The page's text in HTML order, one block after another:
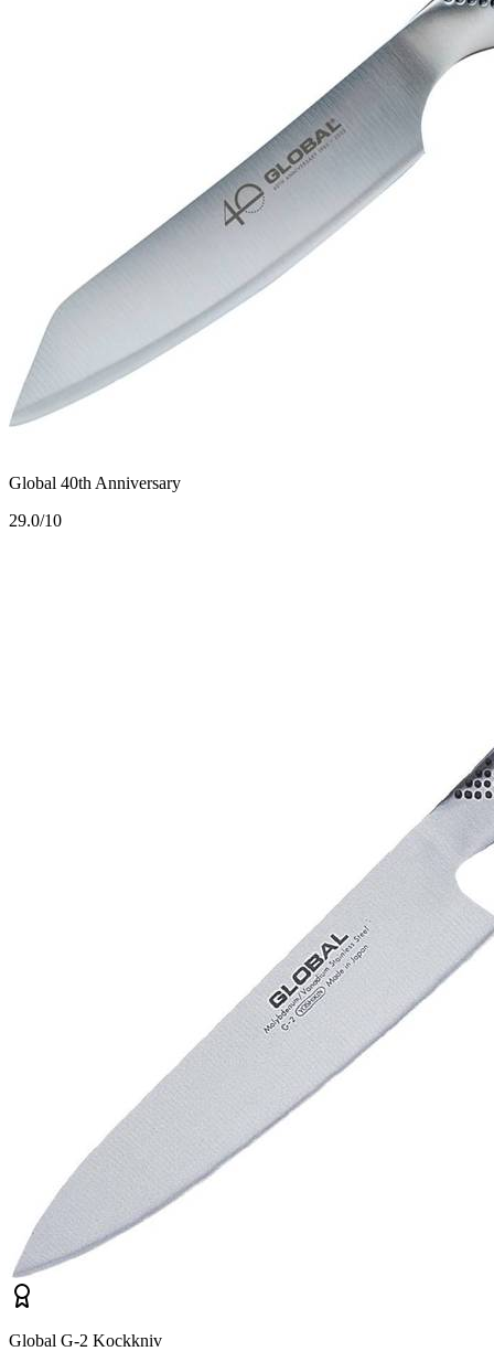
Global 40th Anniversary
29.0/10
Global G-2 Kockkniv